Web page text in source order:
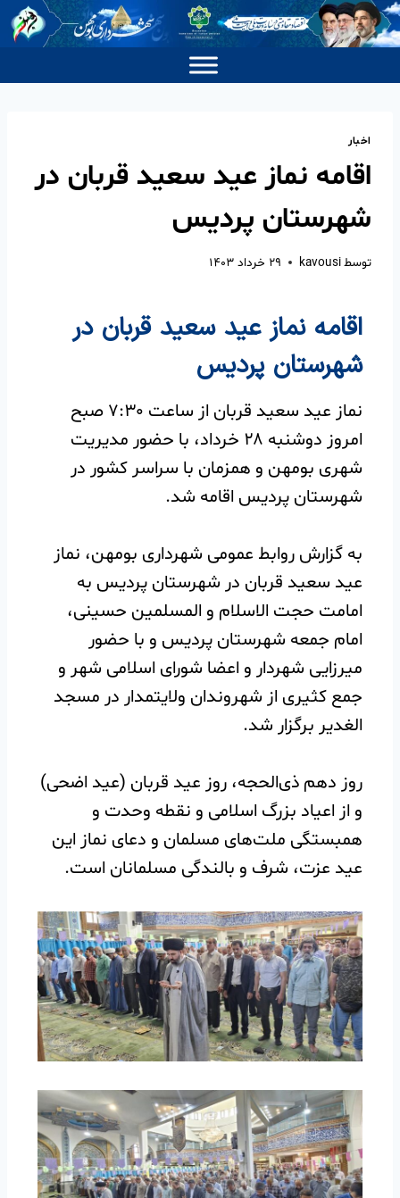
اخبار
اقامه نماز عید سعید قربان در
شهرستان پردیس
توسطkavousi ۲۹ خرداد ۱۴۰۳
اقامه نماز عید سعید قربان در
شهرستان پردیس
نماز عید سعید قربان از ساعت ۷:۳۰ صبح
امروز دوشنبه ۲۸ خرداد، با حضور مدیریت
شهری بومهن و همزمان با سراسر کشور در
شهرستان پردیس اقامه شد.
به گزارش روابط عمومی شهرداری بومهن، نماز
عید سعید قربان در شهرستان پردیس به
امامت حجت الاسلام و المسلمین حسینی،
امام جمعه شهرستان پردیس و با حضور
میرزایی شهردار و اعضا شورای اسلامی شهر و
جمع کثیری از شهروندان ولایتمدار در مسجد
الغدیر برگزار شد.
روز دهم ذی‌الحجه، روز عید قربان (عید اضحی)
و از اعیاد بزرگ اسلامی و نقطه وحدت و
همبستگی ملت‌های مسلمان و دعای نماز این
عید عزت، شرف و بالندگی مسلمانان است.